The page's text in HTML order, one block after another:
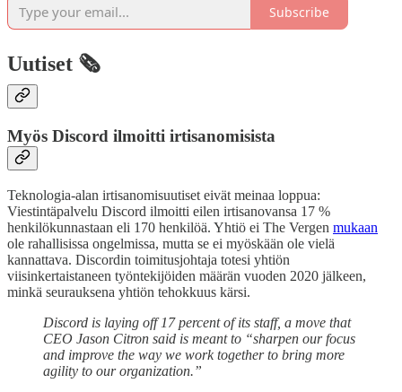
Subscribe
Uutiset 🗞️
Myös Discord ilmoitti irtisanomisista
Teknologia-alan irtisanomisuutiset eivät meinaa loppua:
Viestintäpalvelu Discord ilmoitti eilen irtisanovansa 17 %
henkilökunnastaan eli 170 henkilöä. Yhtiö ei The Vergen mukaan
ole rahallisissa ongelmissa, mutta se ei myöskään ole vielä
kannattava. Discordin toimitusjohtaja totesi yhtiön
viisinkertaistaneen työntekijöiden määrän vuoden 2020 jälkeen,
minkä seurauksena yhtiön tehokkuus kärsi.
Discord is laying off 17 percent of its staff, a move that
CEO Jason Citron said is meant to “sharpen our focus
and improve the way we work together to bring more
agility to our organization.”